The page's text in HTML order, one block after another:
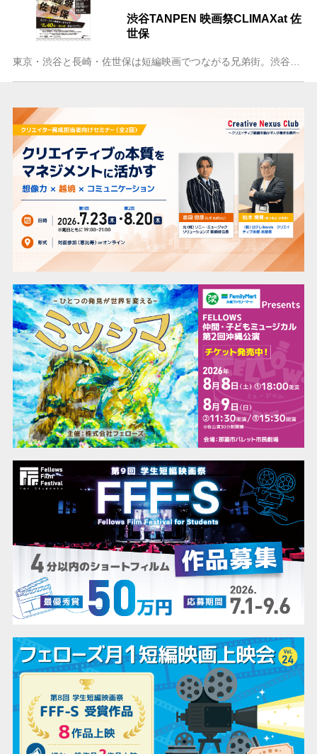
渋谷TANPEN 映画祭CLIMAXat 佐
世保
東京・渋谷と長崎・佐世保は短編映画でつながる兄弟街。渋谷TANPEN 映画祭CLIMAXat 佐世保（略称：STFF-S）は、世界で活躍できる映像作家と俳優を発